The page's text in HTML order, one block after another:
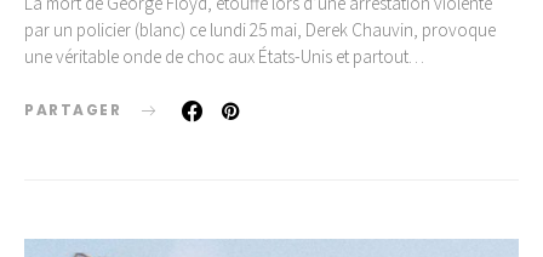
par un policier (blanc) ce lundi 25 mai, Derek Chauvin, provoque
une véritable onde de choc aux États-Unis et partout…
PARTAGER